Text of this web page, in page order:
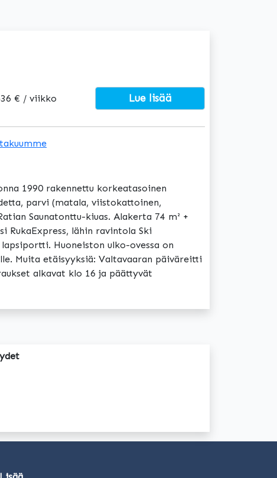
€ / viikko Lue lisää
takuumme
1990 rakennettu korkeatasoinen
parvi (matala, viistokattoinen,
Saunatonttu-kiuas. Alakerta 74 m² +
RukaExpress, lähin ravintola Ski
Huoneiston ulko-ovessa on
Muita etäisyyksiä: Valtavaaran päiväreitti
alkavat klo 16 ja päättyvät